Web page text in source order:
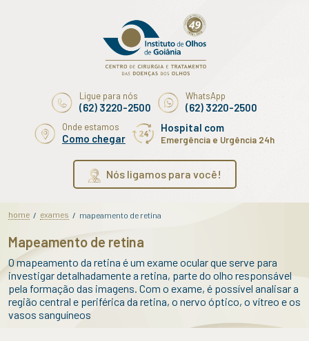
Ligue para nós
(62) 3220-2500
WhatsApp
(62) 3220-2500
Onde estamos
Como chegar
Hospital com
Emergência e Urgência 24h
Nós ligamos para você!
home / exames / mapeamento de retina
Mapeamento de retina
O mapeamento da retina é um exame ocular que serve para
investigar detalhadamente a retina, parte do olho responsável
pela formação das imagens. Com o exame, é possível analisar a
região central e periférica da retina, o nervo óptico, o vítreo e os
vasos sanguíneos